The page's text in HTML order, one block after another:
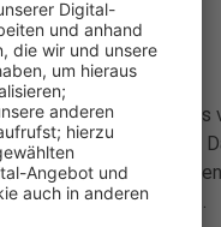
auch samstags
in Küppersteg.
sehr gut
angelockt.